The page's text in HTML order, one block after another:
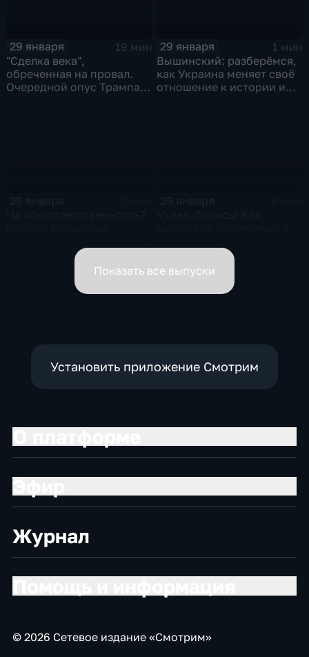
29 января
19 мин
"Сделка века",
обреченная на провал.
Очередной опус Трампа.
29 января
1 мин
Вышинский: разберёмся,
как Украина меняет своё
отношение к истории и
вице-премьеров
Показать все выпуски
Установить приложение Смотрим
Журнал
© 2026 Сетевое издание «Смотрим»